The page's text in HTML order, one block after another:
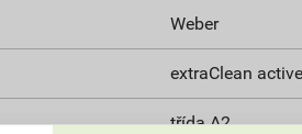
Weber
extraClean active
třída A2